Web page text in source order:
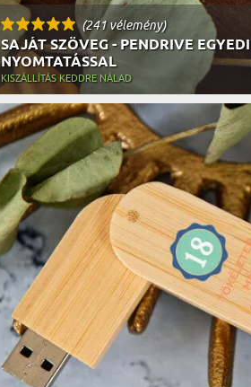
(241 vélemény)
SAJÁT SZÖVEG - PENDRIVE EGYEDI
NYOMTATÁSSAL
KISZÁLLÍTÁS KEDDRE NÁLAD